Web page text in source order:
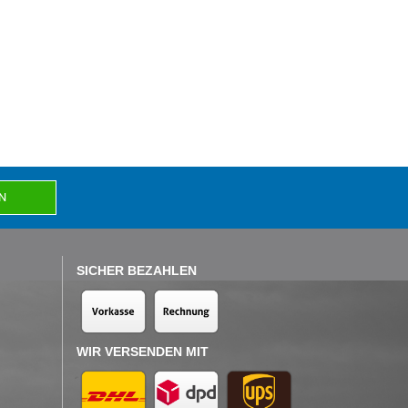
SICHER BEZAHLEN
WIR VERSENDEN MIT